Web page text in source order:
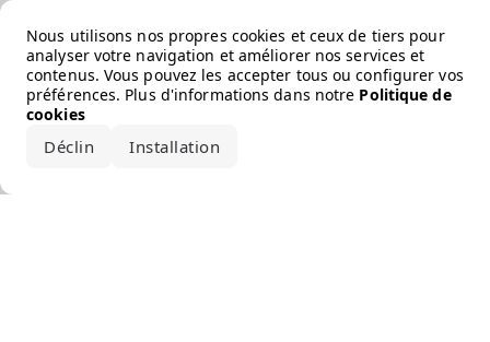
Nous utilisons nos propres cookies et ceux de tiers pour
analyser votre navigation et améliorer nos services et
contenus. Vous pouvez les accepter tous ou configurer vos
préférences. Plus d'informations dans notre Politique de
cookies
Déclin Installation
Error loading the brand